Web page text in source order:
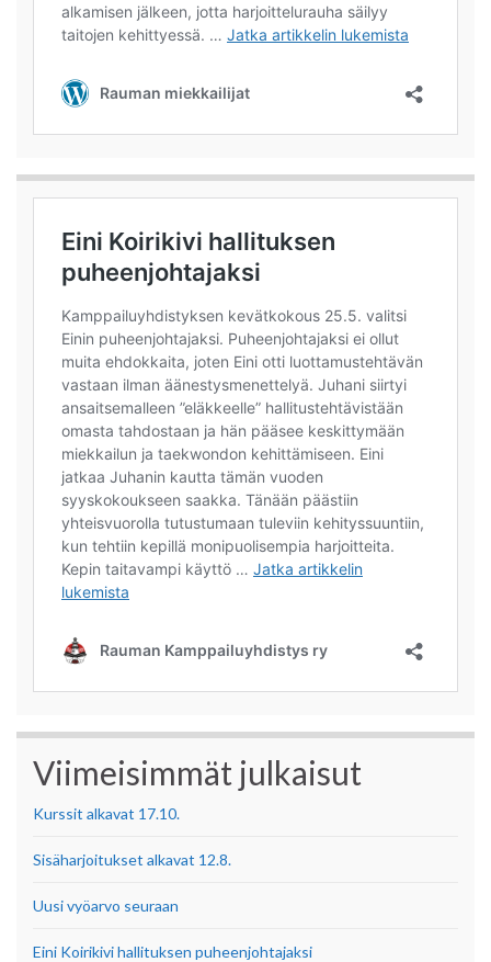
Viimeisimmät julkaisut
Kurssit alkavat 17.10.
Sisäharjoitukset alkavat 12.8.
Uusi vyöarvo seuraan
Eini Koirikivi hallituksen puheenjohtajaksi